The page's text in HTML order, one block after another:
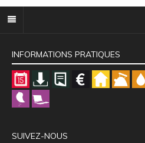
INFORMATIONS PRATIQUES
SUIVEZ-NOUS